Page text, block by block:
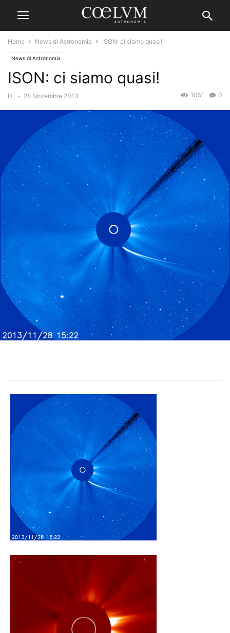
Home News di Astronomia ISON: ci siamo quasi!
News di Astronomia
ISON: ci siamo quasi!
Di - 28 Novembre 2013 0
1051